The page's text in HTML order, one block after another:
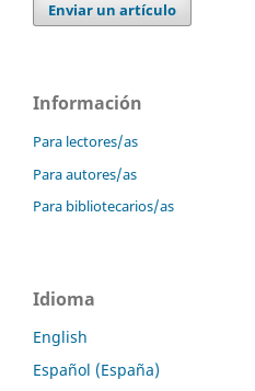
Enviar un artículo
Información
Para lectores/as
Para autores/as
Para bibliotecarios/as
Idioma
English
Español (España)